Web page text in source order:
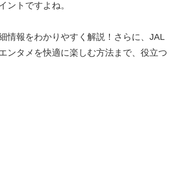
ントですよね。
情報をわかりやすく解説！さらに、JAL
ンタメを快適に楽しむ方法まで、役立つ